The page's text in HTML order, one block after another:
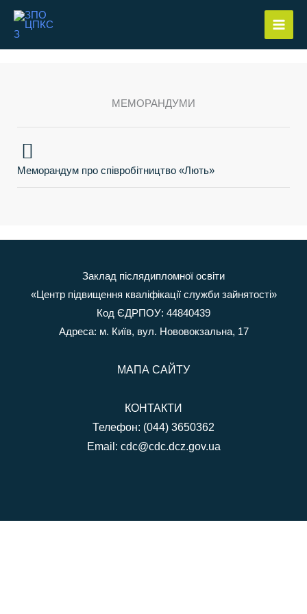
Перейти
МЕМОРАНДУМИ
Меморандум про співробітництво «Лють»
Заклад післядипломної освіти
«Центр підвищення кваліфікації служби зайнятості»
Код ЄДРПОУ: 44840439
Адреса: м. Київ, вул. Нововокзальна, 17
МАПА САЙТУ
КОНТАКТИ
Телефон: (044) 3650362
Email: cdc@cdc.dcz.gov.ua